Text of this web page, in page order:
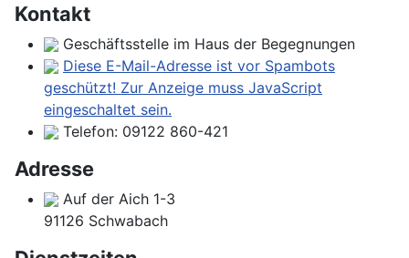
Kontakt
Geschäftsstelle im Haus der Begegnungen
Diese E-Mail-Adresse ist vor Spambots
geschützt! Zur Anzeige muss JavaScript
eingeschaltet sein.
Telefon: 09122 860-421
Adresse
Auf der Aich 1-3
91126 Schwabach